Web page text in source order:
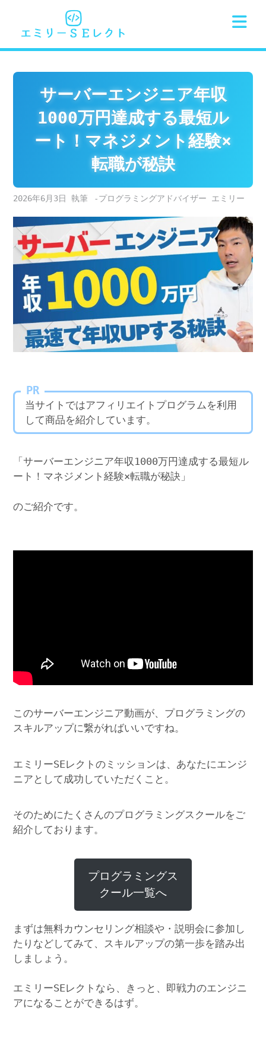
content
サーバーエンジニア年収
1000万円達成する最短ル
ート！マネジメント経験×
転職が秘訣
2026年6月3日 -プログラミングアドバイザー エミリー
PR
当サイトではアフィリエイトプログラムを利用
して商品を紹介しています。
「サーバーエンジニア年収1000万円達成する最短ル
ート！マネジメント経験×転職が秘訣」
のご紹介です。
このサーバーエンジニア動画が、プログラミングの
スキルアップに繋がればいいですね。
エミリーSEレクトのミッションは、あなたにエンジ
ニアとして成功していただくこと。
そのためにたくさんのプログラミングスクールをご
紹介しております。
プログラミングス
クール一覧へ
まずは無料カウンセリング相談や・説明会に参加し
たりなどしてみて、スキルアップの第一歩を踏み出
しましょう。
エミリーSEレクトなら、きっと、即戦力のエンジニ
アになることができるはず。